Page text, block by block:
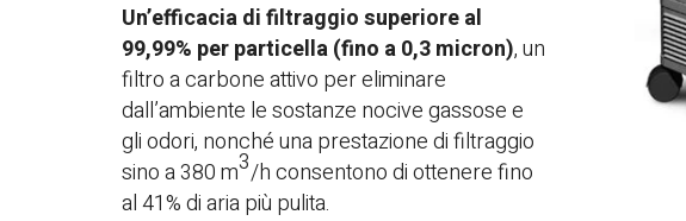
Un’efficacia di filtraggio superiore al
99,99% per particella (fino a 0,3 micron), un
filtro a carbone attivo per eliminare
dall’ambiente le sostanze nocive gassose e
gli odori, nonché una prestazione di filtraggio
sino a 380 m3/h consentono di ottenere fino
al 41% di aria più pulita.